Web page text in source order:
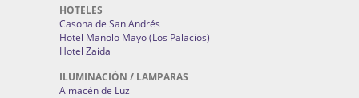
GRUAS Y TRANSPORTES
Grutransur
HOTELES
Hotel Manolo Mayo (Los Palacios)
Hotel Zaida